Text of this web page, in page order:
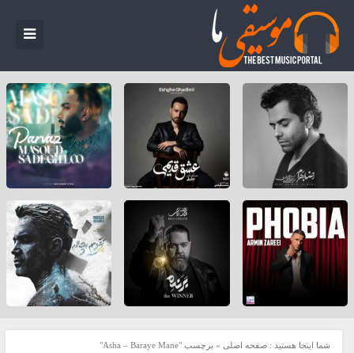
شما اینجا هستید : صفحه اصلی » برچسب "Asha – Baraye Mane"